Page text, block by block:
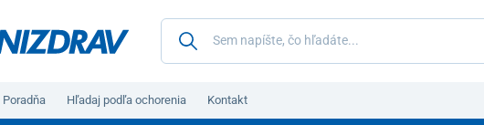
Poradňa Hľadaj podľa ochorenia Kontakt